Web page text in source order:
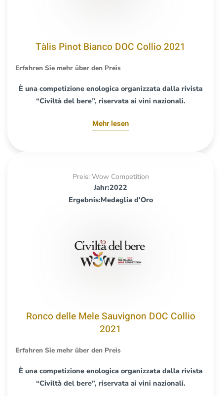
Tàlis Pinot Bianco DOC Collio 2021
Erfahren Sie mehr über den Preis
È una competizione enologica organizzata dalla rivista
“Civiltà del bere”, riservata ai vini nazionali.
Mehr lesen
Preis: Wow Competition
Jahr:2022
Ergebnis:Medaglia d'Oro
Ronco delle Mele Sauvignon DOC Collio
2021
Erfahren Sie mehr über den Preis
È una competizione enologica organizzata dalla rivista
“Civiltà del bere”, riservata ai vini nazionali.